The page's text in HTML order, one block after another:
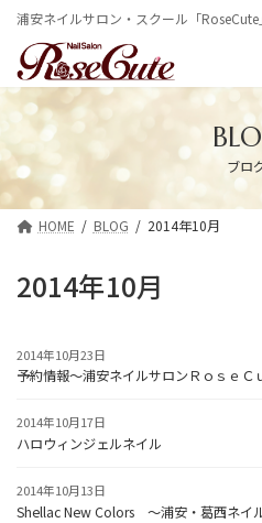
ツ
キ
ッ
シ
に
移
浦安ネイルサロン・スクール「RoseCute」
ブロ
HOME BLOG 2014年10月
2014年10月
2014年10月23日
予約情報～浦安ネイルサロンＲｏｓｅＣ
2014年10月17日
ハロウィンジェルネイル
2014年10月13日
Shellac New Colors ～浦安・葛西ネイ